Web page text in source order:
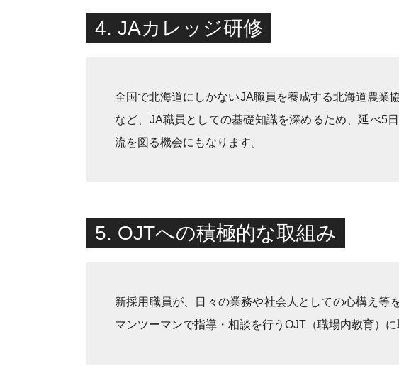
4. JAカレッジ研修
全国で北海道にしかないJA職員を養成する北海道農業
など、JA職員としての基礎知識を深めるため、延べ5
流を図る機会にもなります。
5. OJTへの積極的な取組み
新採用職員が、日々の業務や社会人としての心構え等
マンツーマンで指導・相談を行うOJT（職場内教育）に